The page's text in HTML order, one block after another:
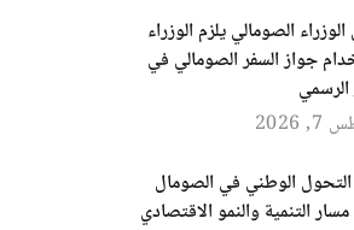
الصومالي يلزم الوزراء
جواز السفر الصومالي في
الرسمي
الوطني في الصومال
التنمية والنمو الاقتصادي